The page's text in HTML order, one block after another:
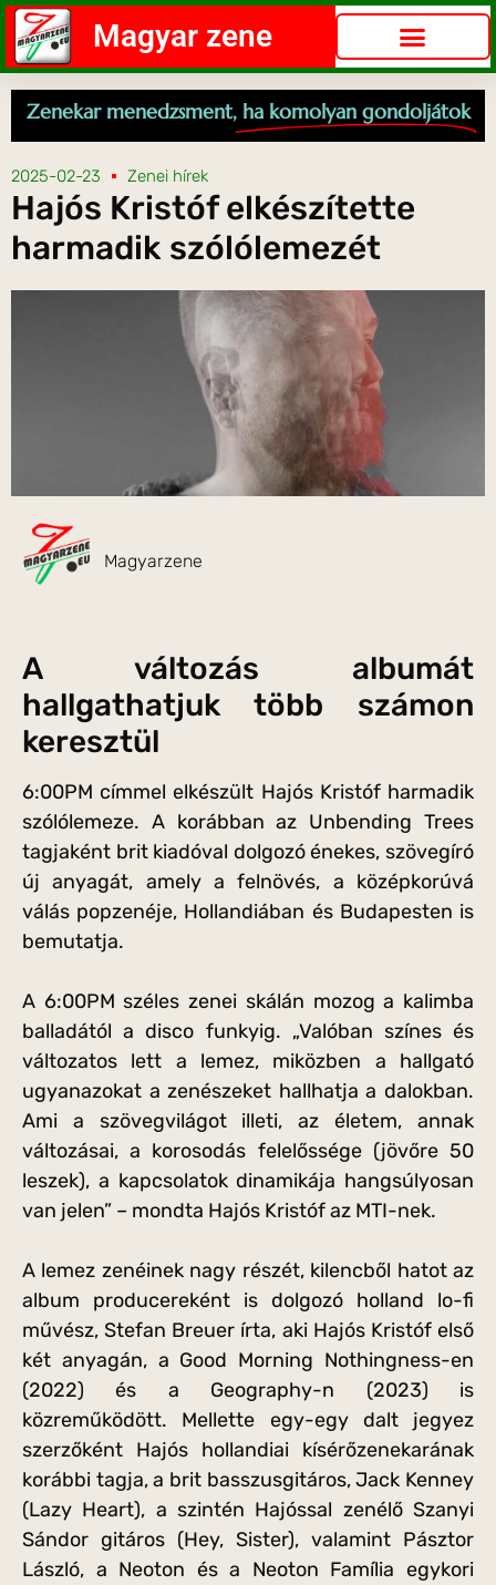
Magyar zene
Zenekar menedzsment, ha komolyan gondoljátok
2025-02-23 Zenei hírek
Hajós Kristóf elkészítette
harmadik szólólemezét
Magyarzene
A változás albumát
hallgathatjuk több számon
keresztül
6:00PM címmel elkészült Hajós Kristóf harmadik
szólólemeze. A korábban az Unbending Trees
tagjaként brit kiadóval dolgozó énekes, szövegíró
új anyagát, amely a felnövés, a középkorúvá
válás popzenéje, Hollandiában és Budapesten is
bemutatja.
A 6:00PM széles zenei skálán mozog a kalimba
balladától a disco funkyig. „Valóban színes és
változatos lett a lemez, miközben a hallgató
ugyanazokat a zenészeket hallhatja a dalokban.
Ami a szövegvilágot illeti, az életem, annak
változásai, a korosodás felelőssége (jövőre 50
leszek), a kapcsolatok dinamikája hangsúlyosan
van jelen” – mondta Hajós Kristóf az MTI-nek.
A lemez zenéinek nagy részét, kilencből hatot az
album producereként is dolgozó holland lo-fi
művész, Stefan Breuer írta, aki Hajós Kristóf első
két anyagán, a Good Morning Nothingness-en
(2022) és a Geography-n (2023) is
közreműködött. Mellette egy-egy dalt jegyez
szerzőként Hajós hollandiai kísérőzenekarának
korábbi tagja, a brit basszusgitáros, Jack Kenney
(Lazy Heart), a szintén Hajóssal zenélő Szanyi
Sándor gitáros (Hey, Sister), valamint Pásztor
László, a Neoton és a Neoton Família egykori